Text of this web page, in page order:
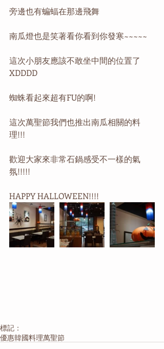
旁邊也有蝙蝠在那邊飛舞
南瓜燈也是笑著看你看到你發寒~~~~~
這次小朋友應該不敢坐中間的位置了
XDDDD
蜘蛛看起來超有FU的啊!
這次萬聖節我們也推出南瓜相關的料
理!!!
歡迎大家來非常石鍋感受不一樣的氣
氛!!!!!
HAPPY HALLOWEEN!!!!
標記：
優惠韓國料理萬聖節